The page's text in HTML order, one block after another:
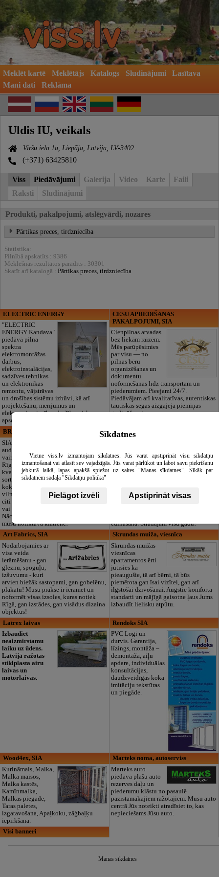
Meklēt kartē Meklētājs Katalogs Sludinājumi
Lasītava
Mani dati
Reklāma
Uldis IU, veikals
Viršu iela 1a, Liepāja, Latvija, LV-3402
(+371) 63425810
Viss Piedāvājumi Galerija Video Karte
Faili
Raksti
Sludinājumi
Produkti, pakalpojumi, atslēgvārdi, nozares
Pārtikas preces, tirdzniecība
Statistika:
Pilnībā apskatīts : 9386
Meklēšnas rezultātos parādīts : 30301
Skatīt arī katalogā : Pārtikas preces, tirdzniecība
ELECTRIC ENERGY
"ELECTRIC
ENERGY Kandava"
piedāvā pilna
spektra
elektromontāžas
darbus,
elektroinstalācijas,
sadzīves tehnikas
un elektronikas
remontu, vājstrāvas
un drošības sistēmu izbūvi, kā arī
projektēšanu, mērījumus un
elektrosaimniecības drošības riskus
apsekošanu.
CĒSU APBEDĪŠANAS
PAKALPOJUMI, SIA
Cieņpilnas atvadas
bez liekām raizēm.
Mēs parūpēsimies
par visu — no
pilnas bēru
organizēšanas un
dokumentu
noformēšanas līdz transportam un
piederumiem. Pieejami 24/7.
Piedāvājam arī kvalitatīvas, autentiskas
tautiskās segas aizgājēja piemiņas
godināšanai.
BRISTOLS ES, SIA
SIA "Bristols ES"
audumu outlet un
vairumtirdzniecība
Rīgā. Plašs un
kvalitatīvs tekstila
sortiments:
kokvilna, lins, zīds,
vilna, trikotāža un
citi audumi šūšanai
vai ražošanai.
Nāciet un iepazīstieties ar pilnu klāstu
mūsu noliktavā klātienē!
Maza Rasiņa, privātā pirmsskolas
izglītības iestāde
izglītības iestāde
“Maza Rasiņa” –
privātais bērnudārzs
no 10 mēnešiem
līdz 6 gadiem. Licencētas programmas
ēdināšana. Strādājam visu gadu!
Art Fabrics, SIA
Nodarbojamies ar
visa veida
ierāmēšanu - gan
gleznu, spoguļu,
izšuvumu - kuri
arvien biežāk sastopami, gan gobelēnu,
plakātu! Mūsu praksē ir ierāmēt un
noformēt visas izsoles, kuras notiek
Rīgā, gan izstādes, gan visādus dizaina
objektus!
Skrundas muiža, viesnīca
Skrundas muižas
viesnīcas
apartamentos ērti
jutīsies kā
pieaugušie, tā arī bērni, tā būs
piemērota gan īsai vizītei, gan arī
ilgstošai dzīvošanai. Augstie komforta
standarti un mājīgā gaisotne ļaus Jums
izbaudīt lielisku atpūtu.
Latrex laivas
Izbaudiet
neaizmirstamu
laiku uz ūdens.
Latvijā ražotas
stiklplasta airu
laivas un
motorlaivas.
Rendoks SIA
PVC Logi un
durvis. Garantija,
līzings, montāža –
demontāža, aiļu
apdare, individuālas
konsultācijas,
daudzveidīgas koka
imitāciju tekstūras
un piegāde.
Wood4ex, SIA
Kurināmais, Malka,
Malka maisos,
Malka kastēs,
Kamīnmalka,
Malkas piegāde,
Taras paletes,
izgatavošana, Apaļkoku, zāģbaļķu
iepirkšana.
Marteks noma, autoserviss
Marteks auto
piedāvā plašu auto
rezerves daļu un
piederumu klāstu no pasaulē
pazīstamākajiem ražotājiem. Mūsu auto
centrā Jūs noteikti atradīsiet to, kas
nepieciešams Jūsu auto.
Visi banneri
Sīkdatnes
Vietne viss.lv izmantojam sīkdatnes. Jūs varat apstiprināt visu sīkdatņu
izmantošanai vai atlasīt sev vajadzīgās. Jūs varat pārlūkot un labot savu piekrišanu
jebkurā laikā, lapas apakšā spiežot uz saites "Manas sīkdatnes". Sīkāk par
sīkdatnēm sadaļā "Sīkdatņu politika"
Pielāgot izvēli Apstiprināt visas
Manas sīkdatnes